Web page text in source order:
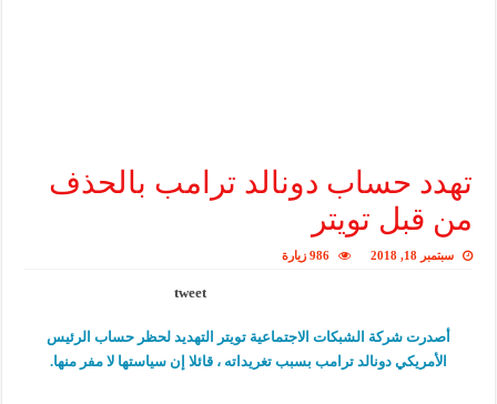
تهدد حساب دونالد ترامب بالحذف
من قبل تويتر
سبتمبر 18, 2018 986 زيارة
tweet
أصدرت شركة الشبكات الاجتماعية تويتر التهديد لحظر حساب الرئيس
الأمريكي دونالد ترامب بسبب تغريداته ، قائلا إن سياستها لا مفر منها.